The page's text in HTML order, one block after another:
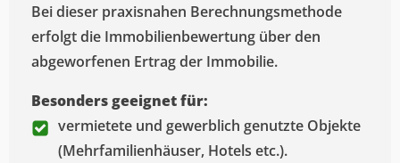
Bei dieser praxisnahen Berechnungsmethode
erfolgt die Immobilienbewertung über den
abgeworfenen Ertrag der Immobilie.
Besonders geeignet für:
vermietete und gewerblich genutzte Objekte
(Mehrfamilienhäuser, Hotels etc.).